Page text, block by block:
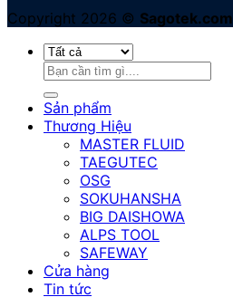
Copyright 2026 © Sagotek.com
Tìm
Sản phẩm
Thương Hiệu
MASTER FLUID
TAEGUTEC
OSG
SOKUHANSHA
BIG DAISHOWA
ALPS TOOL
SAFEWAY
Cửa hàng
Tin tức